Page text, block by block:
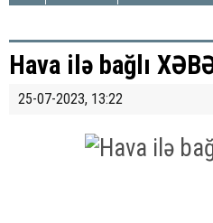
Hava ilə bağlı
25-07-2023, 13:22